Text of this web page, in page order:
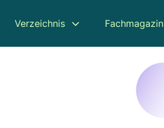
Verzeichnis Fachmagazin